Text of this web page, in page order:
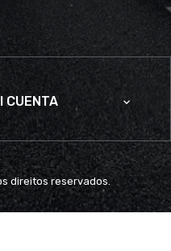
CUENTA 
direitos reservados.